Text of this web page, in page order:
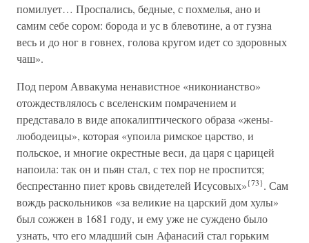
помилует… Проспались, бедные, с похмелья, ано и
самим себе сором: борода и ус в блевотине, а от гузна
весь и до ног в говнех, голова кругом идет со здоровных
чаш».
Под пером Аввакума ненавистное «никонианство»
отождествлялось с вселенским помрачением и
представало в виде апокалиптического образа «жены-
любодеицы», которая «упоила римское царство, и
польское, и многие окрестные веси, да царя с царицей
напоила: так он и пьян стал, с тех пор не проспится;
беспрестанно пиет кровь свидетелей Исусовых»{73}. Сам
вождь раскольников «за великие на царский дом хулы»
был сожжен в 1681 году, и ему уже не суждено было
узнать, что его младший сын Афанасий стал горьким